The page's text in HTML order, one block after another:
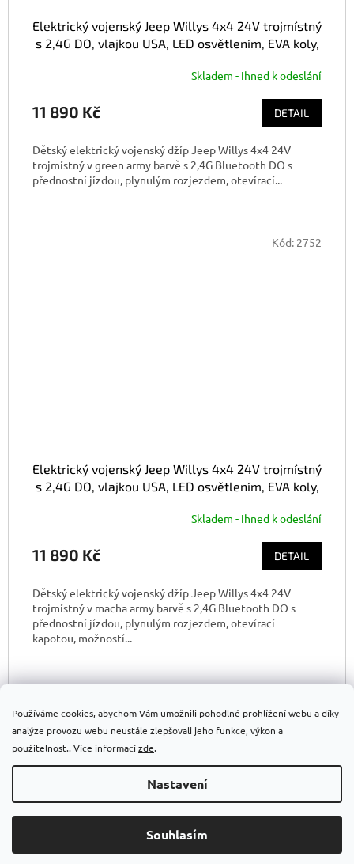
Používáme cookies, abychom Vám umožnili pohodlné prohlížení webu a díky
analýze provozu webu neustále zlepšovali jeho funkce, výkon a
použitelnost.. Více informacízde.
Nastavení
Souhlasím
Elektrický vojenský Jeep Willys 4x4 24V trojmístný
s 2,4G DO, vlajkou USA, LED osvětlením, EVA koly,
Skladem - ihned k odeslání
11 890 Kč DETAIL
Dětský elektrický vojenský džíp Jeep Willys 4x4 24V
trojmístný v green army barvě s 2,4G Bluetooth DO s
přednostní jízdou, plynulým rozjezdem, otevírací...
Elektrický vojenský Jeep Willys 4x4 24V trojmístný
s 2,4G DO, vlajkou USA, LED osvětlením, EVA koly,
Skladem - ihned k odeslání
11 890 Kč DETAIL
Dětský elektrický vojenský džíp Jeep Willys 4x4 24V
trojmístný v macha army barvě s 2,4G Bluetooth DO s
přednostní jízdou, plynulým rozjezdem, otevírací
kapotou, možností...
Kód: 2752
Vytvořil Shoptet
Copyright 2026Detska-elektricka-auticka.cz. Všechna práva
vyhrazena.